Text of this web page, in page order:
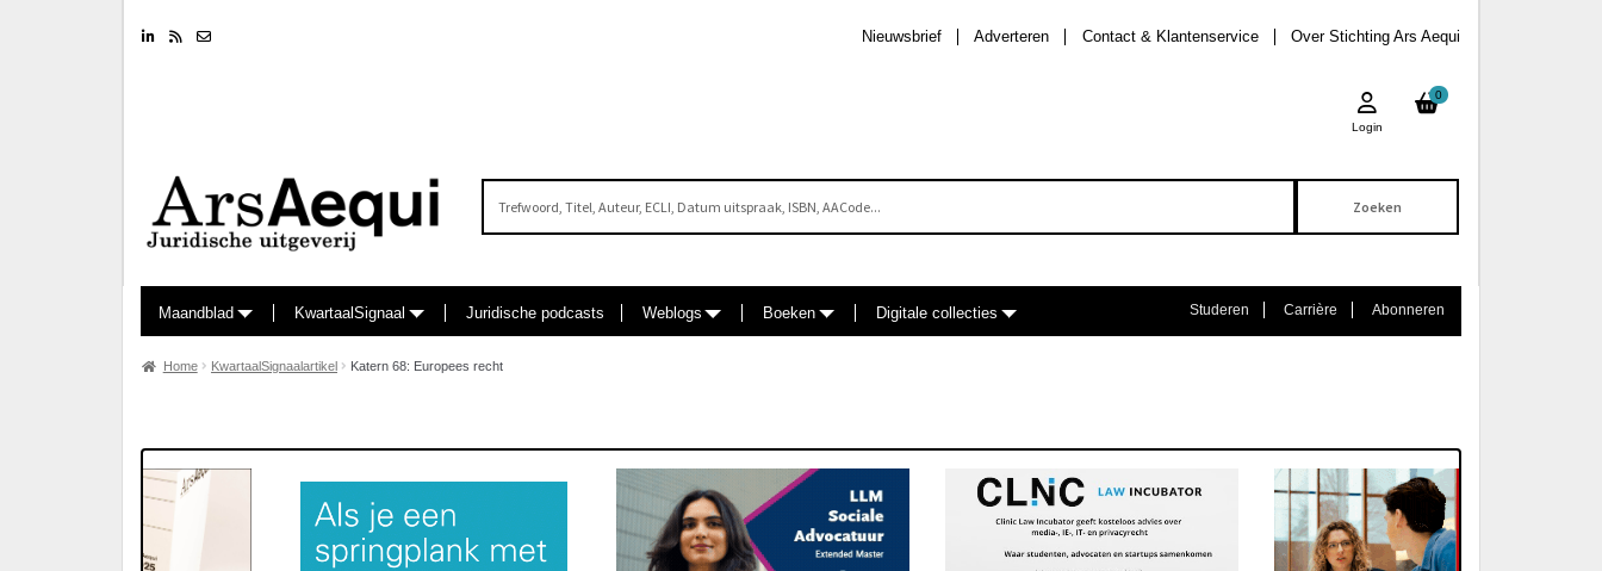
LinkedinRSS feed Over Stichting Ars Aequi
Contact & Klantenservice
Adverteren
Nieuwsbrief
0
Login
Maandblad KwartaalSignaal Juridische podcasts Weblogs Boeken Digitale collecties Studeren Carrière Abonneren
Home KwartaalSignaalartikel Katern 68: Europees recht